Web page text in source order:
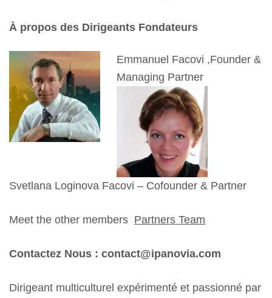
À propos des Dirigeants Fondateurs
Emmanuel Facovi ,Founder &
Managing Partner
Svetlana Loginova Facovi – Cofounder & Partner
Meet the other members Partners Team
Contactez Nous : contact@ipanovia.com
Dirigeant multiculturel expérimenté et passionné par